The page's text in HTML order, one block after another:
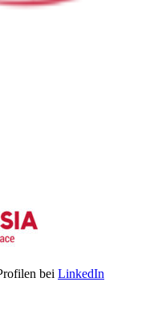
bei LinkedIn